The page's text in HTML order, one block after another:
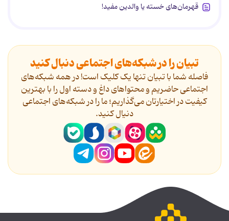
قهرمان‌های خسته یا والدین مفید!
تبیان را در شبکه‌های اجتماعی دنبال کنید
فاصله شما با تبیان تنها یک کلیک است! در همه شبکه‌های
اجتماعی حاضریم و محتواهای داغ و دسته اول را با بهترین
کیفیت در اختیارتان می‌گذاریم؛ ما را در شبکه‌های اجتماعی
دنیال کنید.